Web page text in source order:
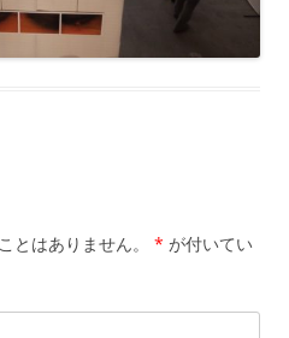
とはありません。 * が付いてい